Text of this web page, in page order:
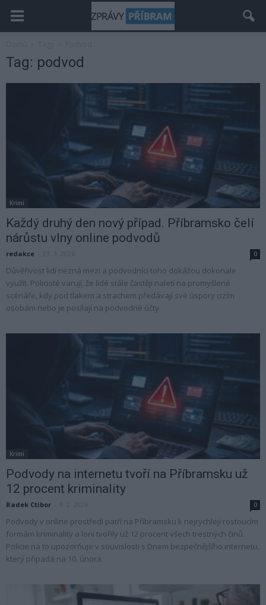
Tag: podvod
Krimi
Každý druhý den nový případ. Příbramsko čelí
nárůstu vlny online podvodů
redakce 0
Důvěřivost lidí nezná mezí a podvodníci toho dokážou dokonale
využít. Policisté varují, že lidé stále častěji naletí na promyšlené
scénáře, kdy pod tlakem a strachem předávají své úspory cizím
osobám nebo je posílají na podvodné účty.
Krimi
Podvody na internetu tvoří na Příbramsku už
12 procent kriminality
Radek Ctibor 0
Podvody v online prostředí patří na Příbramsku k nejrychleji rostoucím
formám kriminality a loni tvořily už 12 procent všech trestných činů.
Policie na to upozorňuje v souvislosti s Dnem bezpečnějšího internetu,
který připadá na 10. února.